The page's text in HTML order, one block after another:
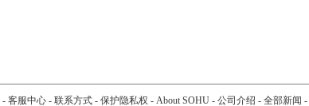
- 客服中心- 联系方式- 保护隐私权 - About SOHU- 公司介绍 - 全部新闻 -